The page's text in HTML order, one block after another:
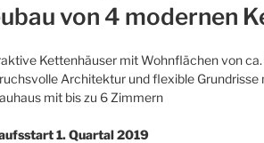
von 4 modernen
Kettenhäuser mit Wohnflächen von
Architektur und flexible
mit bis zu 6 Zimmern
1. Quartal 2019